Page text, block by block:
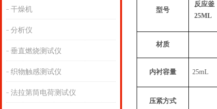
干燥机
分析仪
垂直燃烧测试仪
织物触感测试仪
法拉第筒电荷测试仪
型号
反应釜
25ML
材质
内衬容量 25mL
压紧方式